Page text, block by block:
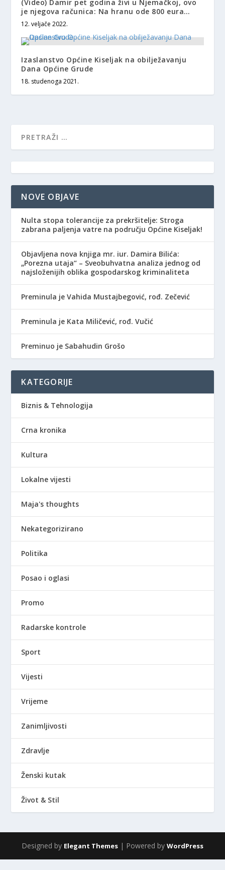
(Video) Damir pet godina živi u Njemačkoj, ovo
je njegova računica: Na hranu ode 800 eura…
12. veljače 2022.
Izaslanstvo Općine Kiseljak na obilježavanju
Dana Općine Grude
18. studenoga 2021.
NOVE OBJAVE
Nulta stopa tolerancije za prekršitelje: Stroga
zabrana paljenja vatre na području Općine Kiseljak!
Objavljena nova knjiga mr. iur. Damira Bilića:
„Porezna utaja“ – Sveobuhvatna analiza jednog od
najsloženijih oblika gospodarskog kriminaliteta
Preminula je Vahida Mustajbegović, rođ. Zečević
Preminula je Kata Miličević, rođ. Vučić
Preminuo je Sabahudin Grošo
KATEGORIJE
Biznis & Tehnologija
Crna kronika
Kultura
Lokalne vijesti
Maja's thoughts
Nekategorizirano
Politika
Posao i oglasi
Promo
Radarske kontrole
Sport
Vijesti
Vrijeme
Zanimljivosti
Zdravlje
Ženski kutak
Život & Stil
Designed by Elegant Themes | Powered by WordPress